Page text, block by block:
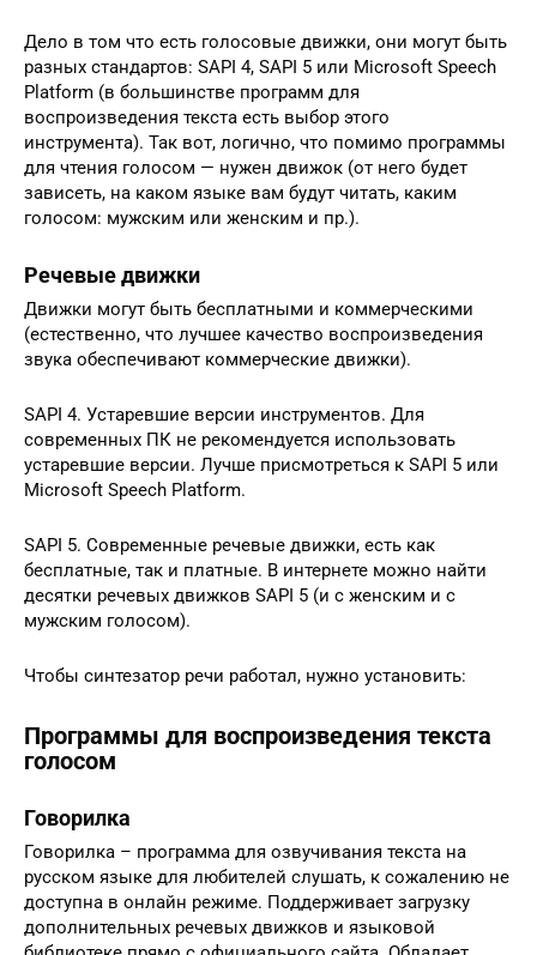
Дело в том что есть голосовые движки, они могут быть
разных стандартов: SAPI 4, SAPI 5 или Microsoft Speech
Platform (в большинстве программ для
воспроизведения текста есть выбор этого
инструмента). Так вот, логично, что помимо программы
для чтения голосом — нужен движок (от него будет
зависеть, на каком языке вам будут читать, каким
голосом: мужским или женским и пр.).
Речевые движки
Движки могут быть бесплатными и коммерческими
(естественно, что лучшее качество воспроизведения
звука обеспечивают коммерческие движки).
SAPI 4. Устаревшие версии инструментов. Для
современных ПК не рекомендуется использовать
устаревшие версии. Лучше присмотреться к SAPI 5 или
Microsoft Speech Platform.
SAPI 5. Современные речевые движки, есть как
бесплатные, так и платные. В интернете можно найти
десятки речевых движков SAPI 5 (и с женским и с
мужским голосом).
Чтобы синтезатор речи работал, нужно установить:
Программы для воспроизведения текста
голосом
Говорилка
Говорилка – программа для озвучивания текста на
русском языке для любителей слушать, к сожалению не
доступна в онлайн режиме. Поддерживает загрузку
дополнительных речевых движков и языковой